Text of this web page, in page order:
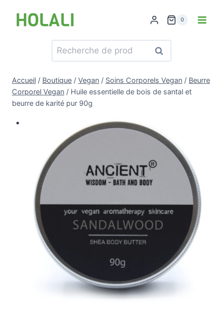
0
Recherche
pour :
Recherche
Accueil / Boutique / Vegan / Soins Corporels Vegan / Beurre
Corporel Vegan / Huile essentielle de bois de santal et
beurre de karité pur 90g